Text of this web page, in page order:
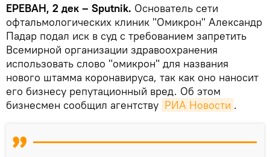
ЕРЕВАН, 2 дек – Sputnik. Основатель сети
офтальмологических клиник "Омикрон" Александр
Падар подал иск в суд с требованием запретить
Всемирной организации здравоохранения
использовать слово "омикрон" для названия
нового штамма коронавируса, так как оно наносит
его бизнесу репутационный вред. Об этом
бизнесмен сообщил агентству РИА Новости .